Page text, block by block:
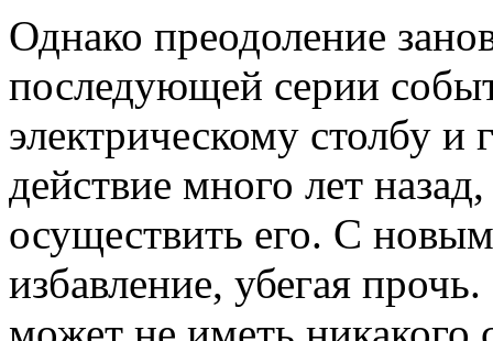
Однако преодоление
последующей серии
электрическому столбу и
действие много лет
осуществить его. С
избавление, убегая